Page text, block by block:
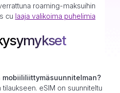
roaming-maksuihin
cu laaja valikoima puhelimia
mobiililiittymäsuunnitelman?
tilaukseen. eSIM on suunniteltu